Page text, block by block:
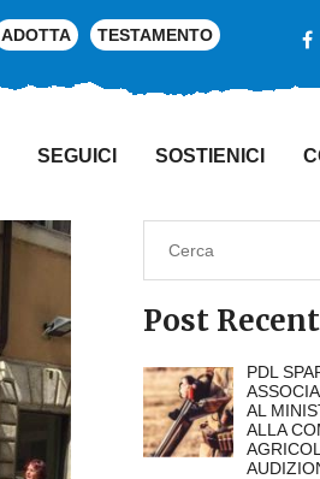
ADOTTA TESTAMENTO
SEGUICI SOSTIENICI
Post
PDL
AL
ALLA